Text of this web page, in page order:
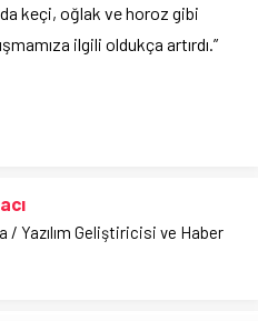
keçi, oğlak ve horoz gibi
ilgili oldukça artırdı.”
/ Yazılım Geliştiricisi ve Haber